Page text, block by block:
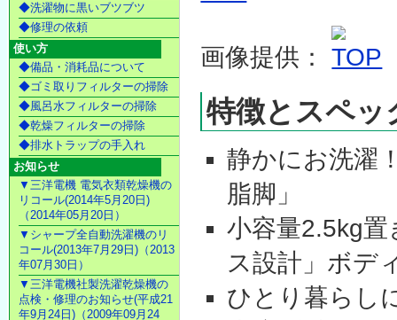
画像提供：
特徴とスペッ
静かにお洗濯
脂脚」
小容量2.5kg
ス設計」ボデ
ひとり暮らし
◆洗濯物に黒いブツブツ
◆修理の依頼
使い方
◆備品・消耗品について
◆ゴミ取りフィルターの掃除
◆風呂水フィルターの掃除
◆乾燥フィルターの掃除
◆排水トラップの手入れ
お知らせ
▼三洋電機 電気衣類乾燥機の
リコール(2014年5月20日)
（2014年05月20日）
▼シャープ全自動洗濯機のリ
コール(2013年7月29日)（2013
年07月30日）
▼三洋電機社製洗濯乾燥機の
点検・修理のお知らせ(平成21
年9月24日)（2009年09月24